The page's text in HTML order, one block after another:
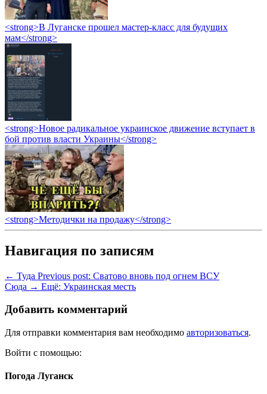
<strong>В Луганске прошел мастер-класс для будущих
мам</strong>
<strong>Новое радикальное украинское движение вступает в
бой против власти Украины</strong>
<strong>Методички на продажу</strong>
Навигация по записям
← Туда Previous post: Сватово вновь под огнем ВСУ
Сюда → Ещё: Украинская месть
Добавить комментарий
Для отправки комментария вам необходимо авторизоваться.
Войти с помощью:
Погода Луганск